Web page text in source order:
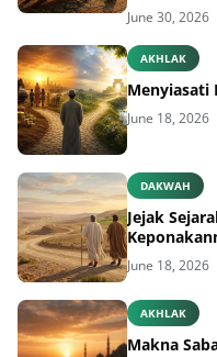
June 30, 2026
AKHLAK
Menyiasati
June 18, 2026
DAKWAH
Jejak
June 18, 2026
AKHLAK
Makna